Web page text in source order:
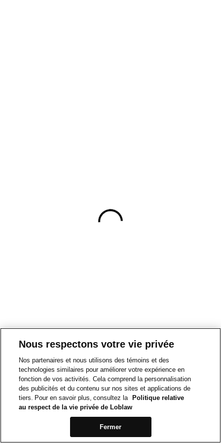
Nous respectons votre vie privée
Nos partenaires et nous utilisons des témoins et des
technologies similaires pour améliorer votre expérience en
fonction de vos activités. Cela comprend la personnalisation
des publicités et du contenu sur nos sites et applications de
tiers. Pour en savoir plus, consultez la
Politique relative
au respect de la vie privée de Loblaw
Fermer